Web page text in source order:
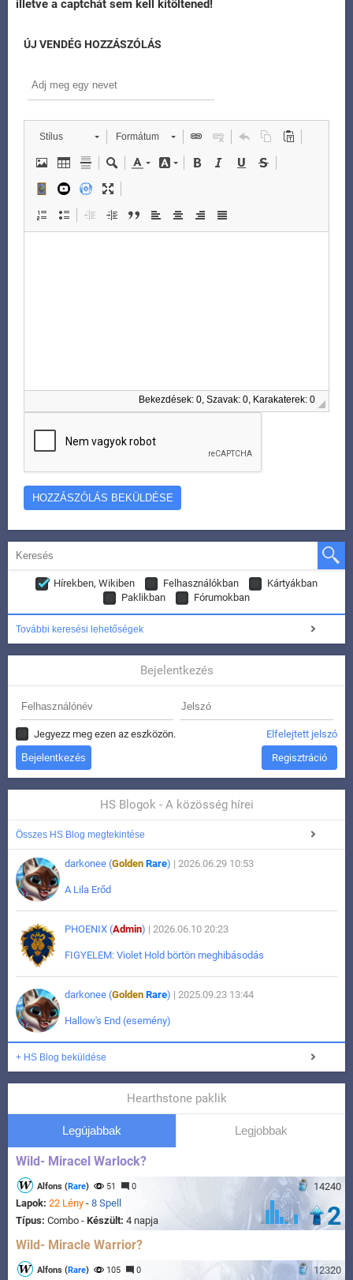
illetve a captchát sem kell kitöltened!
ÚJ VENDÉG HOZZÁSZÓLÁS
Stílus Formátum
Bekezdések: 0, Szavak: 0, Karakaterek: 0
Hírekben, Wikiben Felhasználókban
Kártyákban
Paklikban
Fórumokban
További keresési lehetőségek
Bejelentkezés
Jegyezz meg ezen az eszközön. Elfelejtett jelszó
Regisztráció
HS Blogok - A közösség hírei
Összes HS Blog megtekintése
darkonee (Golden Rare) | 2026.06.29 10:53
A Lila Erőd
PHOENIX (Admin) | 2026.06.10 20:23
FIGYELEM: Violet Hold börtön meghibásodás
darkonee (Golden Rare) | 2025.09.23 13:44
Hallow's End (esemény)
+ HS Blog beküldése
Hearthstone paklik
Legújabbak Legjobbak
Wild- Miracel Warlock?
14240
Alfons (Rare) 51 0
Lapok: 22 Lény - 8 Spell
Típus: Combo - Készült: 4 napja 2
Wild- Miracle Warrior?
12320
Alfons (Rare) 105 0